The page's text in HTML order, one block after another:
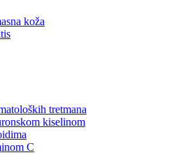
koža
tretmana
kiselinom
C